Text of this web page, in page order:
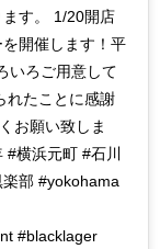
す。 1/20開店
開催します！平
いろご用意して
れたことに感謝
お願い致しま
横浜元町 #石川
部 #yokohama
#blacklager